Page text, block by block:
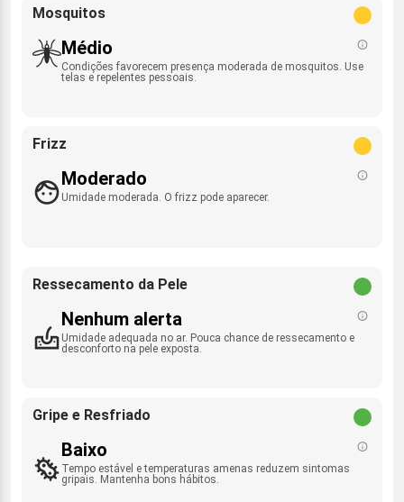
Mosquitos
Médio
Condições favorecem presença moderada de mosquitos. Use
telas e repelentes pessoais.
Frizz
Moderado
Umidade moderada. O frizz pode aparecer.
Ressecamento da Pele
Nenhum alerta
Umidade adequada no ar. Pouca chance de ressecamento e
desconforto na pele exposta.
Gripe e Resfriado
Baixo
Tempo estável e temperaturas amenas reduzem sintomas
gripais. Mantenha bons hábitos.